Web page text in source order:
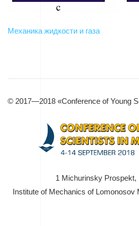
Механика жидкости и газа
© 2017—2018 «Conference of Young
1 Michurinsky
Institute of Mechanics of